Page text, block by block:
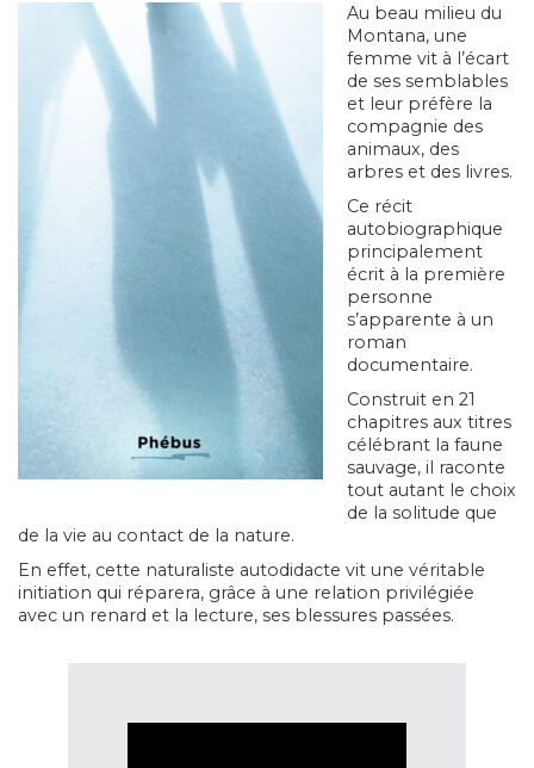
Au beau milieu du
Montana, une
femme vit à l’écart
de ses semblables
et leur préfère la
compagnie des
animaux, des
arbres et des livres.
Ce récit
autobiographique
principalement
écrit à la première
personne
s’apparente à un
roman
documentaire.
Construit en 21
chapitres aux titres
célébrant la faune
sauvage, il raconte
tout autant le choix
de la solitude que
de la vie au contact de la nature.
En effet, cette naturaliste autodidacte vit une véritable
initiation qui réparera, grâce à une relation privilégiée
avec un renard et la lecture, ses blessures passées.